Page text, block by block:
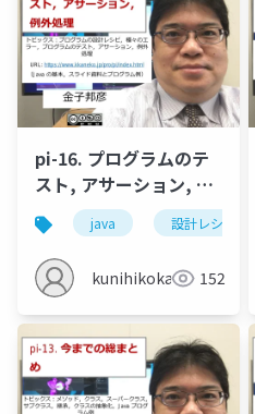
pi-16. プログラムのテ
スト, アサーション, 例
外処理java 設計レシピ
kunihikokaneko152